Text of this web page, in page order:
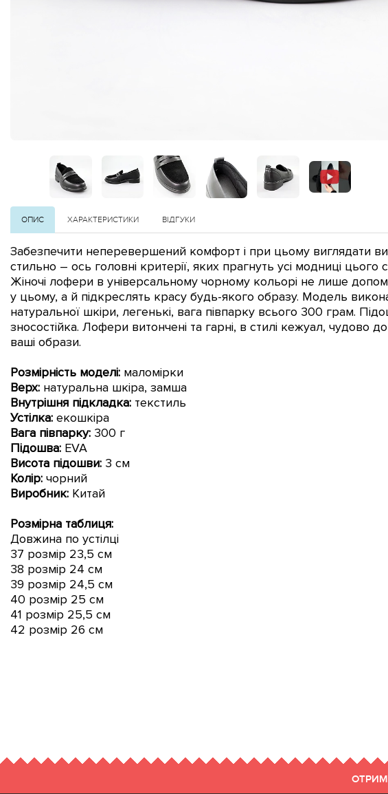
ОПИС ХАРАКТЕРИСТИКИ ВІДГУКИ
Забезпечити неперевершений комфорт і при цьому виглядати
стильно – ось головні критерії, яких прагнуть усі модниці цього
Жіночі лофери в універсальному чорному кольорі не лише
у цьому, а й підкреслять красу будь-якого образу. Модель
натуральної шкіри, легенькі, вага півпарку всього 300 грам.
зносостійка. Лофери витончені та гарні, в стилі кежуал, чудово
ваші образи.
Розмірність моделі: маломірки
Верх: натуральна шкіра, замша
Внутрішня підкладка: текстиль
Устілка: екошкіра
Вага півпарку: 300 г
Підошва: EVA
Висота підошви: 3 см
Колір: чорний
Виробник: Китай
Розмірна таблиця:
Довжина по устілці
37 розмір 23,5 см
38 розмір 24 см
39 розмір 24,5 см
40 розмір 25 см
41 розмір 25,5 см
42 розмір 26 см